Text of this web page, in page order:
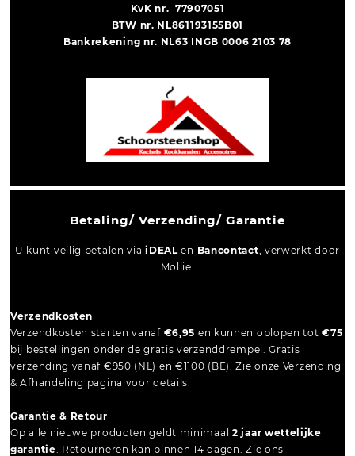
Betaling/ Verzending/ Garantie
U kunt veilig betalen viaiDEALen Bancontact, verwerkt door
Mollie.
Verzendkosten
Verzendkosten starten vanaf €6,95 en kunnen oplopen tot€75
bij bestellingen onder de gratis verzenddrempel. Gratis
verzending vanaf €950 (NL) en €1100 (BE). Zie onze Verzending
& Afhandeling pagina voor details.
Garantie & Retour
Op alle nieuwe producten geldt minimaal 2 jaar wettelijke
garantie. Retourneren kan binnen 14 dagen. Zie ons
KvK nr. 77907051
BTW nr. NL861193155B01
Bankrekening nr. NL63 INGB 0006 2103 78